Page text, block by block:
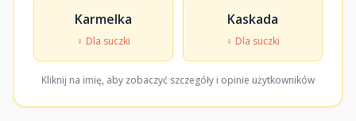
Karmelka
♀ Dla suczki
Kaskada
♀ Dla suczki
Kliknij na imię, aby zobaczyć szczegóły i opinie użytkowników